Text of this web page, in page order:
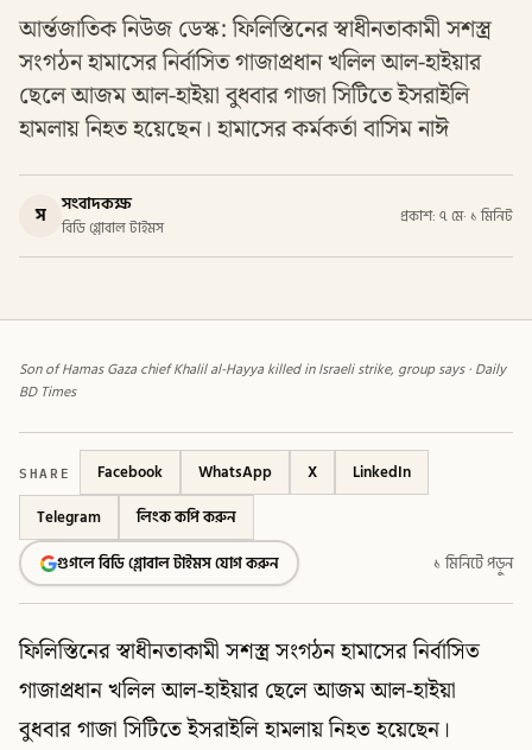
আর্ন্তজাতিক নিউজ ডেস্ক: ফিলিস্তিনের স্বাধীনতাকামী সশস্ত্র
সংগঠন হামাসের নির্বাসিত গাজাপ্রধান খলিল আল-হাইয়ার
ছেলে আজম আল-হাইয়া বুধবার গাজা সিটিতে ইসরাইলি
হামলায় নিহত হয়েছেন। হামাসের কর্মকর্তা বাসিম নাঈ
স সংবাদকক্ষ
বিডি গ্লোবাল টাইমস
প্রকাশ: ৭ মে· ১ মিনিট
Son of Hamas Gaza chief Khalil al-Hayya killed in Israeli strike, group says · Daily
BD Times
SHARE Facebook WhatsApp X
LinkedIn
Telegram
লিংক কপি করুন
গুগলে বিডি গ্লোবাল টাইমস যোগ করুন
১ মিনিটে পড়ুন
ফিলিস্তিনের স্বাধীনতাকামী সশস্ত্র সংগঠন হামাসের নির্বাসিত
গাজাপ্রধান খলিল আল-হাইয়ার ছেলে আজম আল-হাইয়া
বুধবার গাজা সিটিতে ইসরাইলি হামলায় নিহত হয়েছেন।